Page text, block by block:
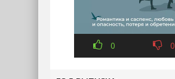
0 0